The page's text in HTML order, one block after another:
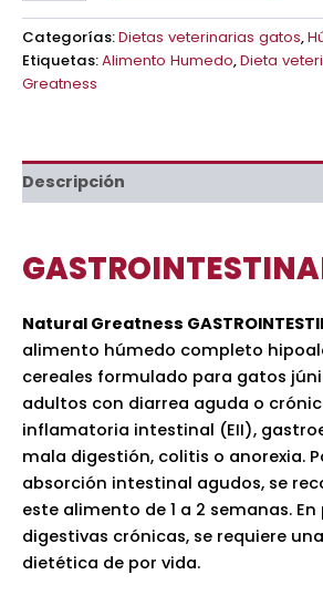
Categorías:Dietas veterinarias gatos,
Etiquetas:Alimento Humedo,Dieta
Greatness
Descripción
Natural Greatness
alimento húmedo completo
cereales formulado para gatos
adultos con diarrea aguda o
inflamatoria intestinal (EII),
mala digestión, colitis o anorexia.
absorción intestinal agudos, se
este alimento de 1 a 2 semanas.
digestivas crónicas, se requiere
dietética de por vida.